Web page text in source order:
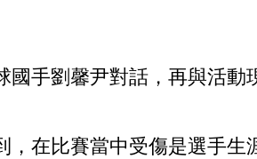
手劉馨尹對話，再與活動
在比賽當中受傷是選手生